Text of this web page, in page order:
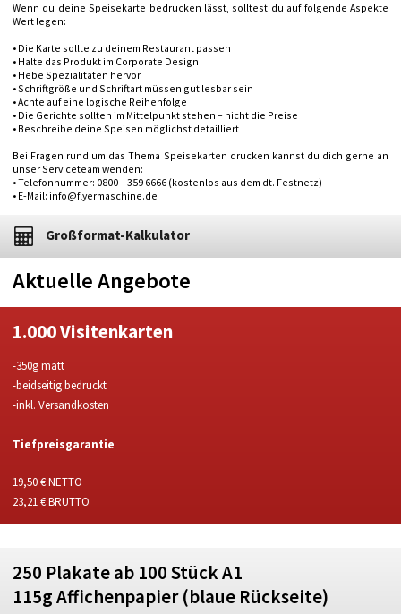
Wenn du deine Speisekarte bedrucken lässt, solltest du auf folgende Aspekte
Wert legen:
• Die Karte sollte zu deinem Restaurant passen
• Halte das Produkt im Corporate Design
• Hebe Spezialitäten hervor
• Schriftgröße und Schriftart müssen gut lesbar sein
• Achte auf eine logische Reihenfolge
• Die Gerichte sollten im Mittelpunkt stehen – nicht die Preise
• Beschreibe deine Speisen möglichst detailliert
Bei Fragen rund um das Thema Speisekarten drucken kannst du dich gerne an
unser Serviceteam wenden:
• Telefonnummer: 0800 – 359 6666 (kostenlos aus dem dt. Festnetz)
• E-Mail: info@flyermaschine.de
Großformat-Kalkulator
Aktuelle Angebote
1.000 Visitenkarten
-350g matt
-beidseitig bedruckt
-inkl. Versandkosten
Tiefpreisgarantie
19,50 € NETTO
23,21 € BRUTTO
250 Plakate ab 100 Stück A1
115g Affichenpapier (blaue Rückseite)